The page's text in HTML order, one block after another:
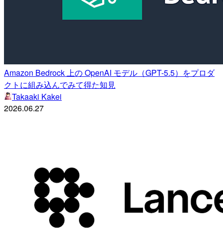
Amazon Bedrock 上の OpenAI モデル（GPT-5.5）をプロダ
クトに組み込んでみて得た知見
Takaaki Kakei
2026.06.27